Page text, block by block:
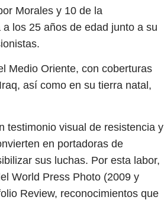
Morales y 10 de la
los 25 años de edad junto a su
Medio Oriente, con coberturas
así como en su tierra natal,
testimonio visual de resistencia y
en portadoras de
sus luchas. Por esta labor,
World Press Photo (2009 y
Review, reconocimientos que